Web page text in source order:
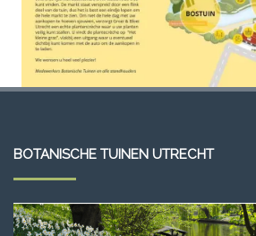
BOTANISCHE TUINEN UTRECHT